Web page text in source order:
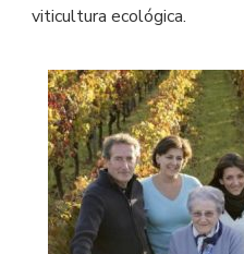
viticultura ecológica.